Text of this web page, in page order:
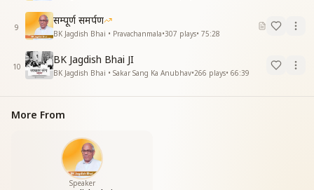
9
सम्पूर्ण समर्पण
BK Jagdish Bhai • Pravachanmala•307 plays• 75:28
10
BK Jagdish Bhai JI
BK Jagdish Bhai • Sakar Sang Ka Anubhav•266 plays• 66:39
More From
Speaker